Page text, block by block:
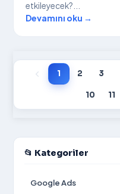
etkileyecek?...
Devamını oku →
1 2 3
10 11
📂 Kategoriler
Google Ads